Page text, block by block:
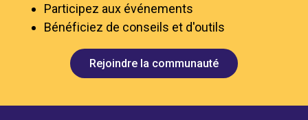
Participez aux événements
Bénéficiez de conseils et d'outils
Rejoindre la communauté